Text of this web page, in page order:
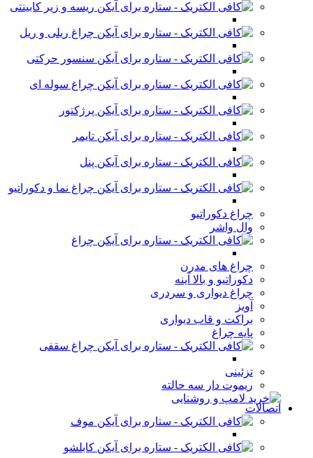
ریسه و زیر کابینتی
چراغ ریلی و ریل
سنسور حرکتی
چراغ سوله ای
پرژکتور
تایمر
پنل
چراغ نما و دکوراتیو
چراغ دکوراتیو
وال واشر
چراغ
چراغ های مدرن
دکوراتیو و بالا آینه
چراغ دیواری و سردری
آویز
براکت و قاب دیواری
پایه چراغ
چراغ سقفی
تزئینی
ریموت دار سه حالته
اتصالات
موف
کابلشو